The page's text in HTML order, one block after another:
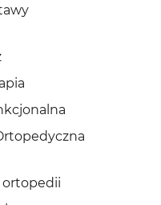
ortopedii